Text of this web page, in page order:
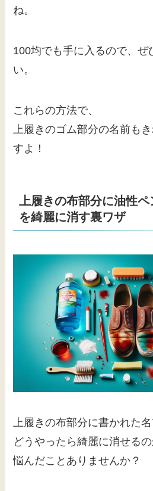
ね。
100均でも手に入るので、ぜ
い。
これらの方法で、
上履きのゴム部分の名前も
すよ！
上履きの布部分に油性
を綺麗に消す裏ワザ
上履きの布部分に書かれた名
どうやったら綺麗に消せる
悩んだことありませんか？